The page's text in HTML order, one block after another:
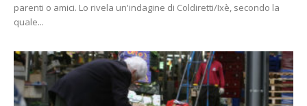
parenti o amici. Lo rivela un'indagine di Coldiretti/Ixè, secondo la
quale...